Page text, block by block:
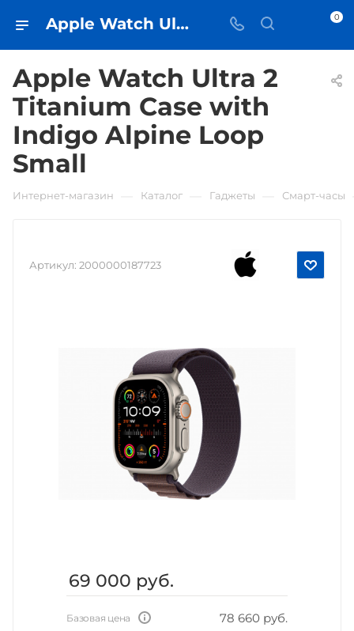
Apple Watch Ultra 2 Titanium Case with Indigo Alpine Loop Small • купить в Самаре - iЧехол 0
Apple Watch Ultra 2
Titanium Case with
Indigo Alpine Loop
Small
Интернет-магазин Каталог Гаджеты Смарт-часы
Артикул: 2000000187723
69 000 руб.
Базовая цена 78 660 руб.